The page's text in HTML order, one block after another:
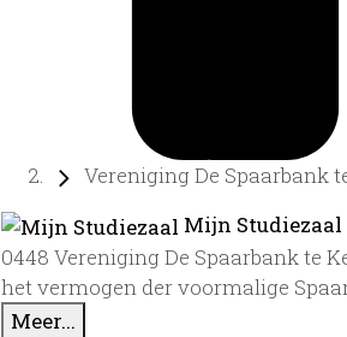
Vereniging De Spaarbank
Mijn
0448 Vereniging De Spaarbank te
het vermogen der voormalige
Meer...